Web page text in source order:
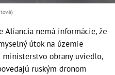
Aliancia nemá informácie, že
útok na územie
ministerstvo obrany uviedlo,
ruským dronom